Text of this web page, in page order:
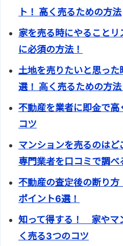
ト！ 高く売るための方法
家を売る時にやること
に必須の方法！
土地を売りたいと思っ
選！ 高く売るための方法
不動産を業者に即金で高
コツ
マンションを売るのは
専門業者を口コミで調べ
不動産の査定後の断り
ポイント6選！
知って得する！ 家やマ
く売る3つのコツ